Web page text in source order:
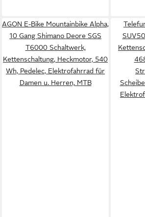
AGON E-Bike Mountainbike Alpha,
10 Gang Shimano Deore SGS
T6000 Schaltwerk,
Kettenschaltung, Heckmotor, 540
Wh, Pedelec, Elektrofahrrad für
Damen u. Herren, MTB